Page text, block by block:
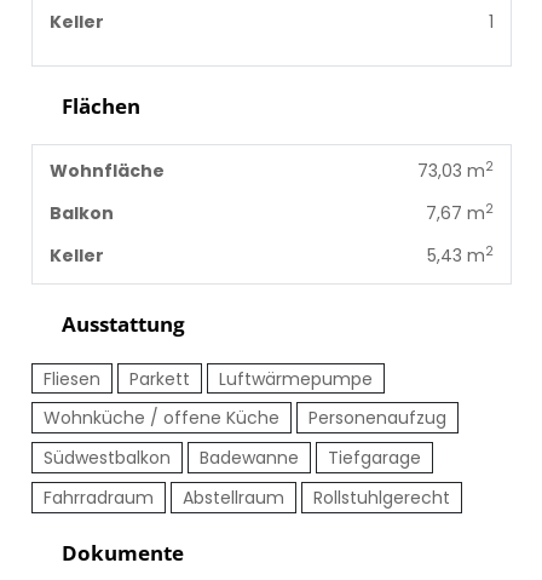
Keller
1
Flächen
Wohnfläche 73,03 m2
Balkon 7,67 m2
Keller 5,43 m2
Ausstattung
Fliesen Parkett
Luftwärmepumpe
Wohnküche / offene Küche
Personenaufzug
Südwestbalkon
Badewanne
Tiefgarage
Fahrradraum
Abstellraum Rollstuhlgerecht
Dokumente